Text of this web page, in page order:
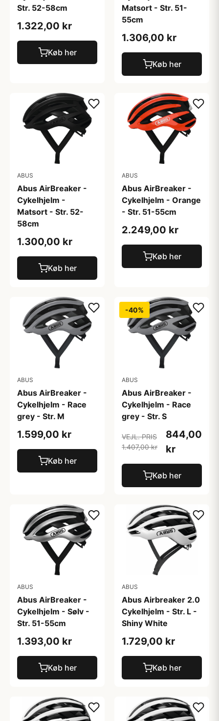
Str. 52-58cm
1.322,00 kr
Køb her
Matsort - Str. 51-
55cm
1.306,00 kr
Køb her
ABUS
Abus AirBreaker -
Cykelhjelm -
Matsort - Str. 52-
58cm
1.300,00 kr
Køb her
ABUS
Abus AirBreaker -
Cykelhjelm - Orange
- Str. 51-55cm
2.249,00 kr
Køb her
ABUS
Abus AirBreaker -
Cykelhjelm - Race
grey - Str. M
1.599,00 kr
Køb her
-40%
ABUS
Abus AirBreaker -
Cykelhjelm - Race
grey - Str. S
VEJL. PRIS
1.407,00 kr
844,00
kr
Køb her
ABUS
Abus AirBreaker -
Cykelhjelm - Sølv -
Str. 51-55cm
1.393,00 kr
Køb her
ABUS
Abus Airbreaker 2.0
Cykelhjelm - Str. L -
Shiny White
1.729,00 kr
Køb her